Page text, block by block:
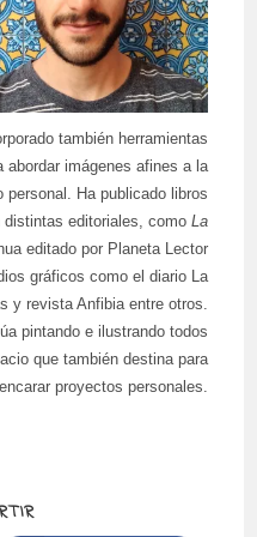
también herramientas
abordar imágenes afines a la
Ha publicado libros
editoriales, como La
editado por Planeta Lector
gráficos como el diario La
y revista Anfibia entre otros.
pintando e ilustrando todos
que también destina para
proyectos personales.
COMPARTIR